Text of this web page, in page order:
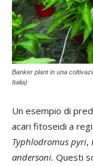
Banker plant in una
Italia)
Un esempio di
acari fitoseidi a
Typhlodromus pyri,
andersoni. Questi